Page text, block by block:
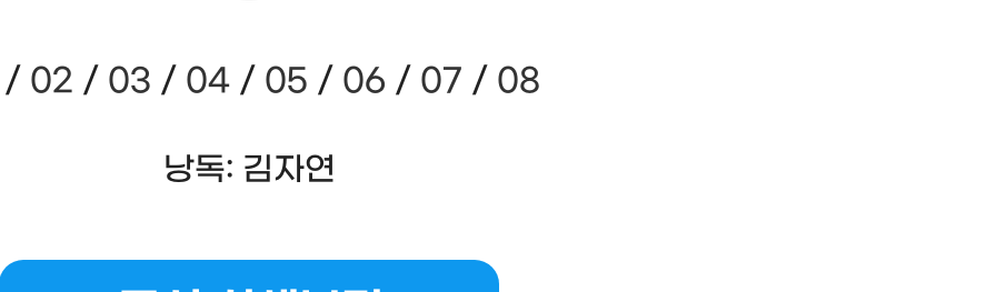
02 / 03 / 04/ 05 / 06 / 07 / 08
낭독: 김자연